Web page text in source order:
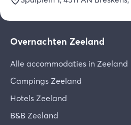
Overnachten Zeeland
Alle accommodaties in Zeeland
Campings Zeeland
Hotels Zeeland
B&B Zeeland